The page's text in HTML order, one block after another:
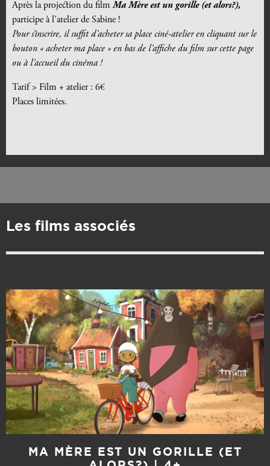
Après la projection du filmMa Mère est un gorille (et alors?),
participe à l’atelier de Sabine !
Pour s’inscrire, il suffit d’acheter sa place ciné-atelier en cliquant sur le
bouton « acheter ma place » en bas de l’affiche du film sur cette page
ou à l’accueil du cinéma !
Tarif > Film + atelier : 6€
Places limitées.
Les films associés
MA MÈRE EST UN GORILLE (ET